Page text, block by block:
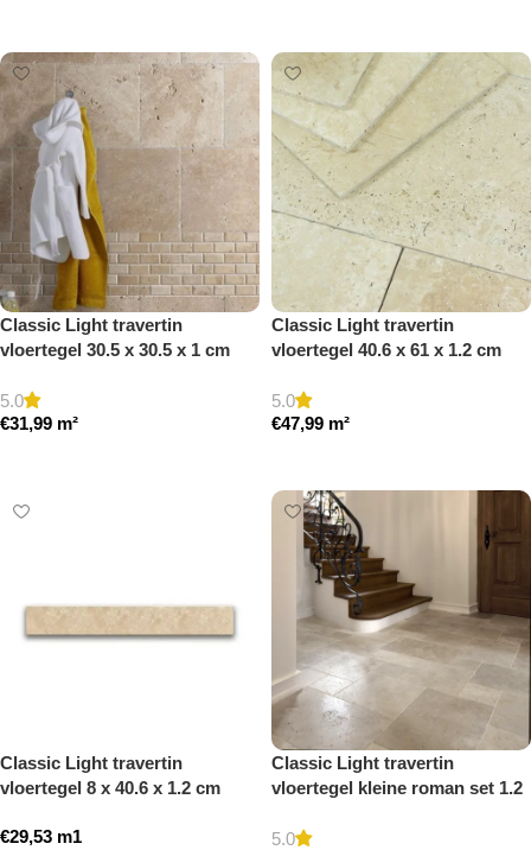
Classic Light travertin
vloertegel 30.5 x 30.5 x 1 cm
5.0
€31,99 m²
Classic Light travertin
vloertegel 40.6 x 61 x 1.2 cm
5.0
€47,99 m²
Classic Light travertin
vloertegel 8 x 40.6 x 1.2 cm
€29,53 m1
Classic Light travertin
vloertegel kleine roman set 1.2
5.0